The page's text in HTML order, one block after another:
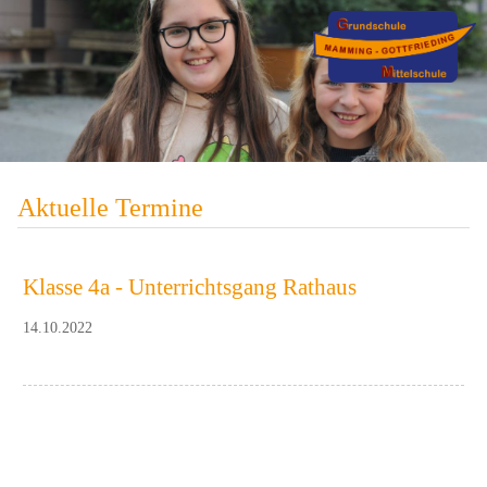
Aktuelle Termine
Klasse 4a - Unterrichtsgang Rathaus
14.10.2022